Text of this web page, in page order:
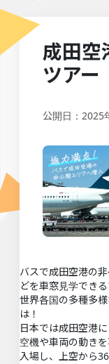
成田空
ツアー
公開日：2025
バスで成田空港の
どを車窓見学できる
世界各国の多種多
は！
日本では成田空港
空機や車両の動き
入場し、上空から